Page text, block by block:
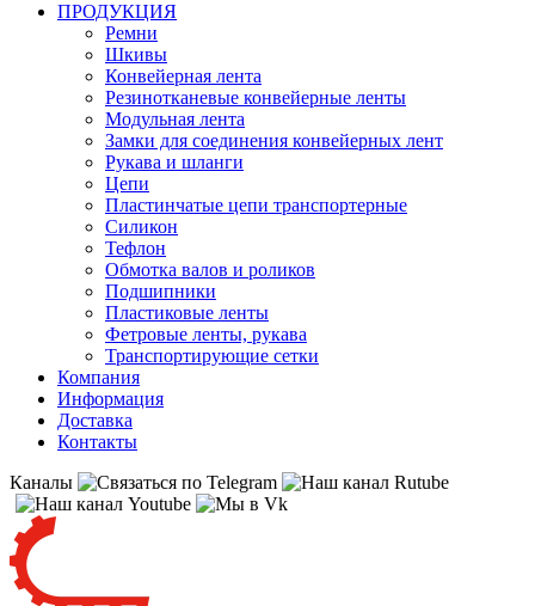
ПРОДУКЦИЯ
Ремни
Шкивы
Конвейерная лента
Резинотканевые конвейерные ленты
Модульная лента
Замки для соединения конвейерных лент
Рукава и шланги
Цепи
Пластинчатые цепи транспортерные
Силикон
Тефлон
Обмотка валов и роликов
Подшипники
Пластиковые ленты
Фетровые ленты, рукава
Транспортирующие сетки
Компания
Информация
Доставка
Контакты
Каналы